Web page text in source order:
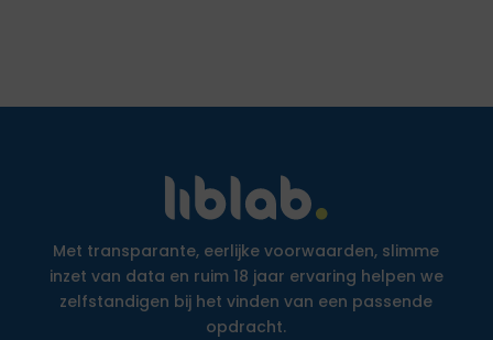
Met transparante, eerlijke voorwaarden, slimme
inzet van data en ruim 18 jaar ervaring helpen we
zelfstandigen bij het vinden van een passende
opdracht.